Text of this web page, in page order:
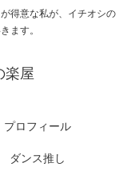
得意な私が、イチオシの
ます。
楽屋
プロフィール
ダンス推し